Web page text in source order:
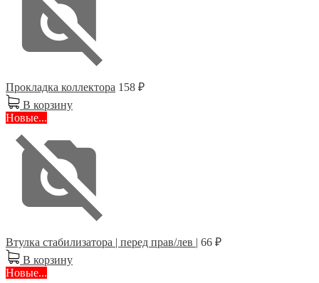
Прокладка коллектора 158 ₽
В корзину
Новые...
Втулка стабилизатора | перед прав/лев | 66 ₽
В корзину
Новые...